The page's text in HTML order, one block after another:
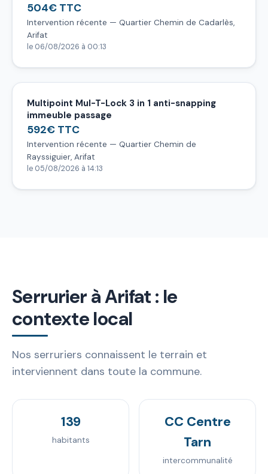
504€ TTC
Intervention récente — Quartier Chemin de Cadarlès,
Arifat
le 06/08/2026 à 00:13
Multipoint Mul-T-Lock 3 in 1 anti-snapping
immeuble passage
592€ TTC
Intervention récente — Quartier Chemin de
Rayssiguier, Arifat
le 05/08/2026 à 14:13
Serrurier à Arifat : le
contexte local
Nos serruriers connaissent le terrain et
interviennent dans toute la commune.
139
habitants
CC Centre
Tarn
intercommunalité